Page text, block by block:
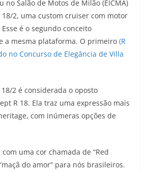
c
e
b
o
k
i
t
t
r
p
y
L
n
k
no Salão de Motos de Milão (EICMA)
18/2, uma custom cruiser com motor
é o segundo conceito
a mesma plataforma. O primeiro (R
no Concurso de Elegância de Villa
18/2 é considerada o oposto
R 18. Ela traz uma expressão mais
com inúmeras opções de
uma cor chamada de “Red
do amor” para nós brasileiros.